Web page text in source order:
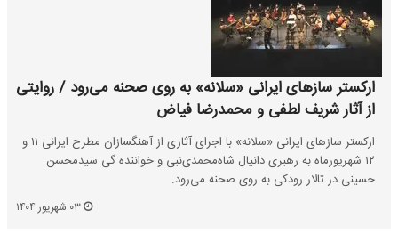
ارکستر سازهای ایرانی «سلانه» به روی صحنه می‌رود / روایتی
از آثار شریف لطفی و محمدرضا فیاض
ارکستر سازهای ایرانی «سلانه» با اجرای آثاری از آهنگسازان مطرح ایرانی ۱۱ و
۱۲ شهریورماه به رهبری دانیال شاه‌محمدی‌نبی و خواننده گی سیدمحسن
حسینی در تالار رودکی به روی صحنه می‌رود.